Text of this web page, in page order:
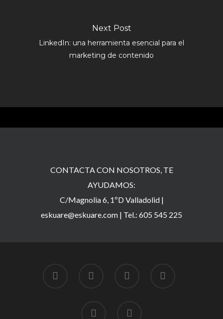
Next Post
LinkedIn: una herramienta esencial para el
marketing de contenido
CONTACTA CON NOSOTROS, TE
AYUDAMOS:
C/Magnolia 6, 1ºD Valladolid |
eskuare@eskuare.com | Tel.: 605 545 225